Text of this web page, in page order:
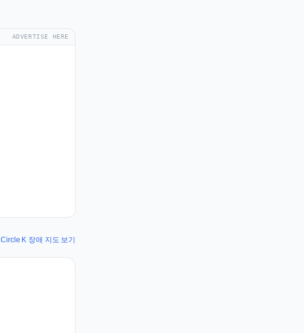
ADVERTISE HERE
Circle K 장애 지도 보기